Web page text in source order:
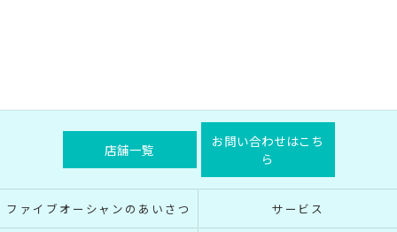
店舗一覧
お問い合わせはこち
ら
ファイブオーシャンのあいさつ サービス